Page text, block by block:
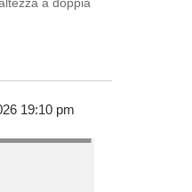
a doppia
19:10 pm